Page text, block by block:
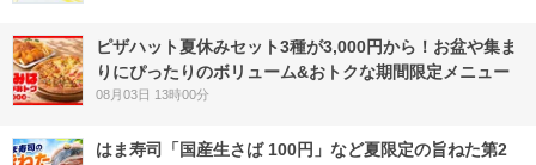
ピザハット夏休みセット3種が3,000円から！お盆や集ま
りにぴったりのボリューム&おトクな期間限定メニュー
08月03日 13時00分
はま寿司「国産生さば 100円」など夏限定の旨ねた第2